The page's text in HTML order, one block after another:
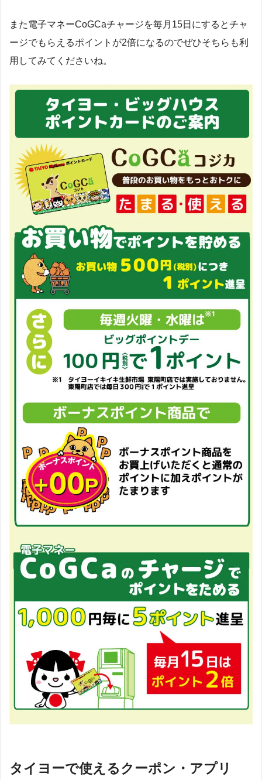
また電子マネーCoGCaチャージを毎月15日にするとチャ
ージでもらえるポイントが2倍になるのでぜひそちらも利
用してみてくださいね。
タイヨーで使えるクーポン・アプリ